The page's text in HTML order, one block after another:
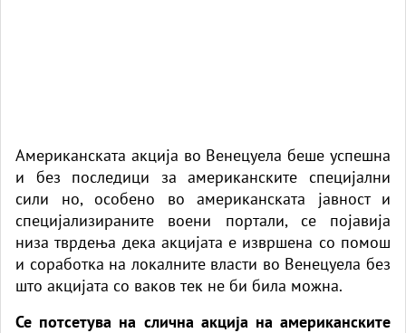
Американската акција во Венецуела беше успешна
и без последици за американските специјални
сили но, особено во американската јавност и
специјализираните воени портали, се појавија
низа тврдења дека акцијата е извршена со помош
и соработка на локалните власти во Венецуела без
што акцијата со ваков тек не би била можна.
Се потсетува на слична акција на американските